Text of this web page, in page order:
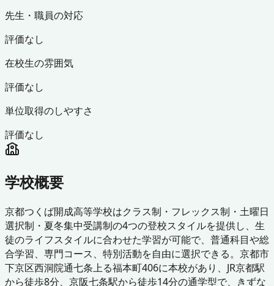
先生・職員の対応
評価なし
在校生の雰囲気
評価なし
単位取得のしやすさ
評価なし
学校概要
京都つくば開成高等学校はクラス制・フレックス制・土曜日
選択制・夏冬集中受講制の4つの登校スタイルを提供し、生
徒のライフスタイルに合わせた学習が可能で、普通科目や総
合学習、専門コース、特別活動を自由に選択できる。京都市
下京区西洞院通七条上る福本町406に本校があり、JR京都駅
から徒歩8分、京阪七条駅から徒歩14分の通学型で、きずな